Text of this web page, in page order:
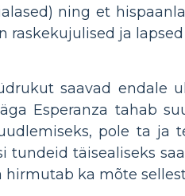
ning et
raskekujulised ja
saavad endale
Esperanza tahab
pole ta ja
tundeid täisealiseks
hirmutab ka mõte